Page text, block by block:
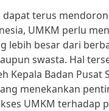
dapat terus
UMKM perlu
lebih besar dari
swasta. Hal
Kepala Badan Pusat
menekankan
UMKM terhadap